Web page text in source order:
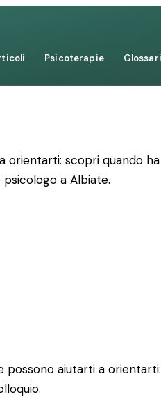
Psicoterapie
scopri quando
a Albiate.
aiutarti a